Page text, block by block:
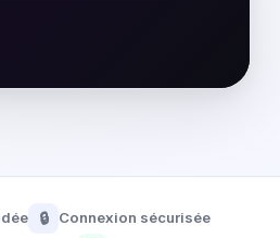
🔒 Connexion sécurisée